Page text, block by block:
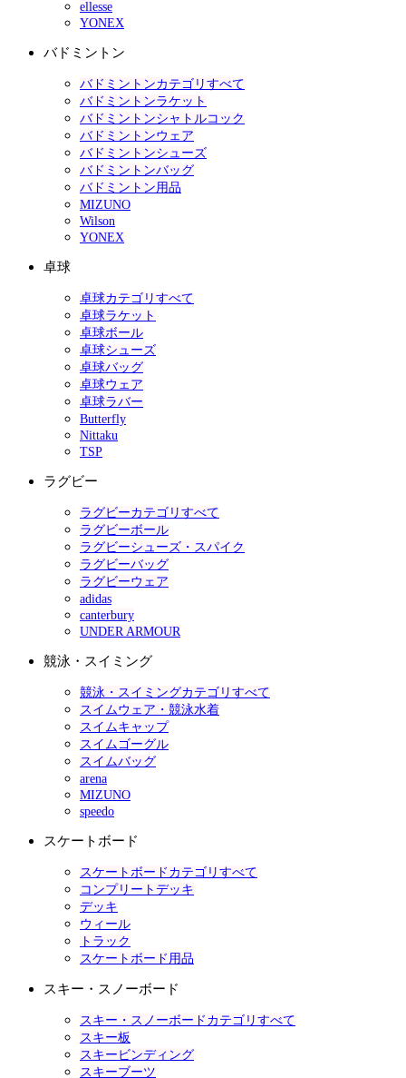
ellesse
YONEX
バドミントン
バドミントンカテゴリすべて
バドミントンラケット
バドミントンシャトルコック
バドミントンウェア
バドミントンシューズ
バドミントンバッグ
バドミントン用品
MIZUNO
Wilson
YONEX
卓球
卓球カテゴリすべて
卓球ラケット
卓球ボール
卓球シューズ
卓球バッグ
卓球ウェア
卓球ラバー
Butterfly
Nittaku
TSP
ラグビー
ラグビーカテゴリすべて
ラグビーボール
ラグビーシューズ・スパイク
ラグビーバッグ
ラグビーウェア
adidas
canterbury
UNDER ARMOUR
競泳・スイミング
競泳・スイミングカテゴリすべて
スイムウェア・競泳水着
スイムキャップ
スイムゴーグル
スイムバッグ
arena
MIZUNO
speedo
スケートボード
スケートボードカテゴリすべて
コンプリートデッキ
デッキ
ウィール
トラック
スケートボード用品
スキー・スノーボード
スキー・スノーボードカテゴリすべて
スキー板
スキービンディング
スキーブーツ